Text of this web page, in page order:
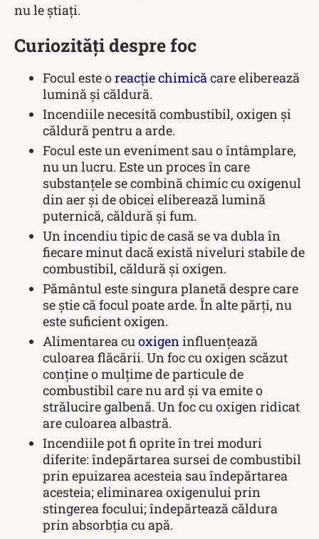
nu le știați.
Curiozități despre foc
Focul este oreacție chimică care eliberează
lumină și căldură.
Incendiile necesită combustibil, oxigen și
căldură pentru a arde.
Focul este un eveniment sau o întâmplare,
nu un lucru. Este un proces în care
substanțele se combină chimic cu oxigenul
din aer și de obicei eliberează lumină
puternică, căldură și fum.
Un incendiu tipic de casă se va dubla în
fiecare minut dacă există niveluri stabile de
combustibil, căldură și oxigen.
Pământul este singura planetă despre care
se știe că focul poate arde. În alte părți, nu
este suficient oxigen.
Alimentarea cu oxigen influențează
culoarea flăcării. Un foc cu oxigen scăzut
conține o mulțime de particule de
combustibil care nu ard și va emite o
strălucire galbenă. Un foc cu oxigen ridicat
are culoarea albastră.
Incendiile pot fi oprite în trei moduri
diferite: îndepărtarea sursei de combustibil
prin epuizarea acesteia sau îndepărtarea
acesteia; eliminarea oxigenului prin
stingerea focului; îndepărtează căldura
prin absorbția cu apă.